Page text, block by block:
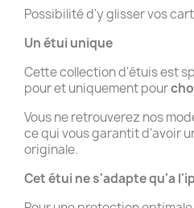
Possibilité d'y glisser vos
Un étui unique
Cette collection d'étuis est
pour et uniquement pour
Vous ne retrouverez nos
ce qui vous garantit d'avoir
originale.
Cet étui ne s'adapte qu'a